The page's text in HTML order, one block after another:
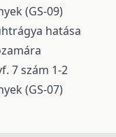
(GS-09)
hatása
7 szám 1-2
(GS-07)